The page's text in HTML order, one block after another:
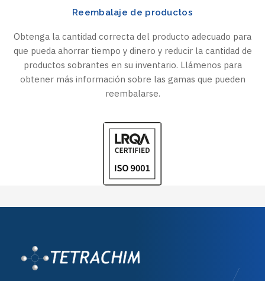
Reembalaje de productos
Obtenga la cantidad correcta del producto adecuado para
que pueda ahorrar tiempo y dinero y reducir la cantidad de
productos sobrantes en su inventario. Llámenos para
obtener más información sobre las gamas que pueden
reembalarse.